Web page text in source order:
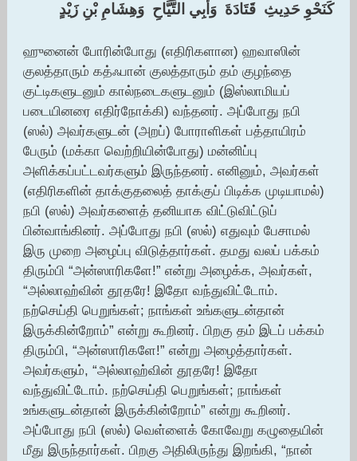
كَنَحْوِ حَدِيثِ ‏ ‏قَتَادَةَ ‏ ‏وَأَبِي التَّيَّاحِ ‏ ‏وَهِشَامِ بْنِ زَيْدٍ
ஹுனைன் போரின்போது (எதிரிகளான) ஹவாஸின்
குலத்தாரும் கத்ஃபான் குலத்தாரும் தம் குழந்தை
குட்டிகளுடனும் கால்நடைகளுடனும் (இஸ்லாமியப்
படையினரை எதிர்நோக்கி) வந்தனர். அப்போது நபி
(ஸல்) அவர்களுடன் (அறப்) போராளிகள் பத்தாயிரம்
பேரும் (மக்கா வெற்றியின்போது) மன்னிப்பு
அளிக்கப்பட்டவர்களும் இருந்தனர். எனினும், அவர்கள்
(எதிரிகளின் தாக்குதலைத் தாக்குப் பிடிக்க முடியாமல்)
நபி (ஸல்) அவர்களைத் தனியாக விட்டுவிட்டுப்
பின்வாங்கினர். அப்போது நபி (ஸல்) எதுவும் பேசாமல்
இரு முறை அழைப்பு விடுத்தார்கள். தமது வலப் பக்கம்
திரும்பி “அன்ஸாரிகளே!” என்று அழைக்க, அவர்கள்,
“அல்லாஹ்வின் தூதரே! இதோ வந்துவிட்டோம்.
நற்செய்தி பெறுங்கள்; நாங்கள் உங்களுடன்தான்
இருக்கின்றோம்” என்று கூறினர். பிறகு தம் இடப் பக்கம்
திரும்பி, “அன்ஸாரிகளே!” என்று அழைத்தார்கள்.
அவர்களும், “அல்லாஹ்வின் தூதரே! இதோ
வந்துவிட்டோம். நற்செய்தி பெறுங்கள்; நாங்கள்
உங்களுடன்தான் இருக்கின்றோம்” என்று கூறினர்.
அப்போது நபி (ஸல்) வெள்ளைக் கோவேறு கழுதையின்
மீது இருந்தார்கள். பிறகு அதிலிருந்து இறங்கி, “நான்